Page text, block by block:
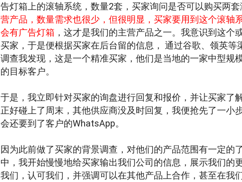
告灯箱上的滚轴系统，数量2套，买家询问是否可以购买两套
营产品，数量需求也很少，但很明显，买家要用到这个滚轴
会有广告灯箱 ，这才是我们的主营产品之一。我意识到这个
买家，于是便根据买家在后台留的信息， 通过谷歌、领英等
调查我发现，这是一个精准买家，他们是当地的一家中型规
的目标客户。
于是，我立即针对买家的询盘进行回复和报价，并让买家了
正好碰上了周末，其他供应商没及时回复，我便抢先了一小
会还要到了客户的WhatsApp。
因为此前做了买家的背景调查，对他们的产品范围有一定的
中，我开始慢慢地给买家输出我们公司的信息，展示我们的
我们，认可我们，并强调可以在其他产品上合作，甚至在我